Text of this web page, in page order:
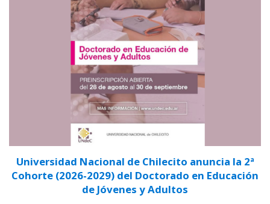
Universidad Nacional de Chilecito anuncia la 2ª
Cohorte (2026-2029) del Doctorado en Educación
de Jóvenes y Adultos